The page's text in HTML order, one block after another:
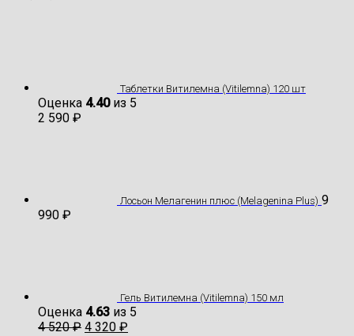
Таблетки Витилемна (Vitilemna) 120 шт
Оценка 4.40из 5
2 590 ₽
Лосьон Мелагенин плюс (Melagenina Plus) 9
990 ₽
Гель Витилемна (Vitilemna) 150 мл
Оценка 4.63 из 5
4 520₽ 4 320 ₽